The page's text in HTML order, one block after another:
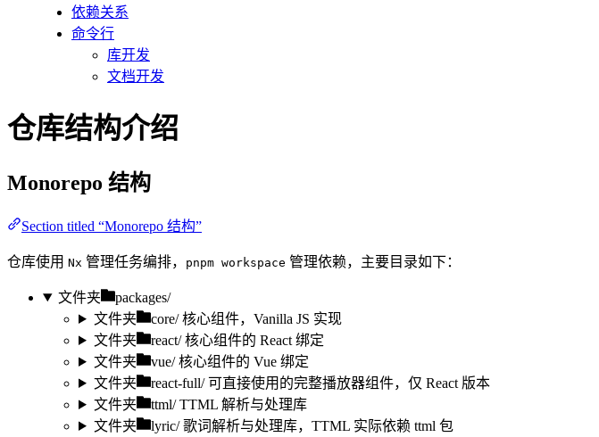
依赖关系
命令行
库开发
文档开发
仓库结构介绍
Monorepo 结构
Section titled “Monorepo 结构”
仓库使用 Nx 管理任务编排， pnpm workspace 管理依赖，主要目录如下：
文件夹
packages/
文件夹
core/ 核心组件，Vanilla JS 实现
文件夹
react/ 核心组件的 React 绑定
文件夹
vue/ 核心组件的 Vue 绑定
文件夹
react-full/ 可直接使用的完整播放器组件，仅 React 版本
文件夹
ttml/ TTML 解析与处理库
文件夹
lyric/ 歌词解析与处理库，TTML 实际依赖 ttml 包